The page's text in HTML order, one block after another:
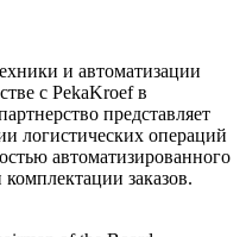
и автоматизации
с PekaKroef в
представляет
логистических операций
автоматизированного
заказов.